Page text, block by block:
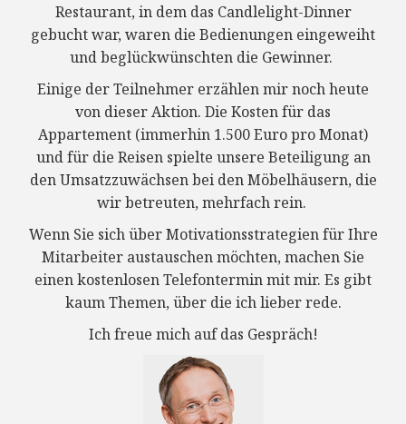
Restaurant, in dem das Candlelight-Dinner
gebucht war, waren die Bedienungen eingeweiht
und beglückwünschten die Gewinner.
Einige der Teilnehmer erzählen mir noch heute
von dieser Aktion. Die Kosten für das
Appartement (immerhin 1.500 Euro pro Monat)
und für die Reisen spielte unsere Beteiligung an
den Umsatzzuwächsen bei den Möbelhäusern, die
wir betreuten, mehrfach rein.
Wenn Sie sich über Motivationsstrategien für Ihre
Mitarbeiter austauschen möchten, machen Sie
einen kostenlosen Telefontermin mit mir. Es gibt
kaum Themen, über die ich lieber rede.
Ich freue mich auf das Gespräch!